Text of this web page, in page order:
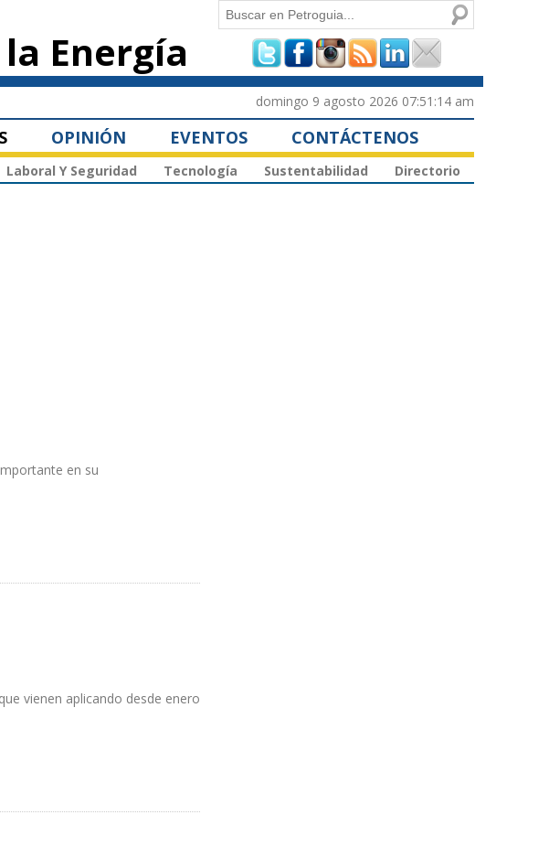
Energía
Formulario de
búsqueda
Buscar
domingo 9 agosto 2026 07:51:14 am
OPINIÓN EVENTOS CONTÁCTENOS
Laboral Y Seguridad Tecnología Sustentabilidad Directorio
en su
vienen aplicando desde enero